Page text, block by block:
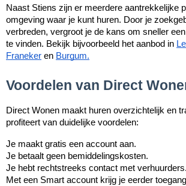
Naast Stiens zijn er meerdere aantrekkelijke
omgeving waar je kunt huren. Door je
verbreden, vergroot je de kans om sneller
te vinden. Bekijk bijvoorbeeld het aanbod in
Franeker en Burgum.
Voordelen van Direct
Direct Wonen maakt huren overzichtelijk en
profiteert van duidelijke voordelen:
Je maakt gratis een account aan.
Je betaalt geen bemiddelingskosten.
Je hebt rechtstreeks contact met verhuurders.
Met een Smart account krijg je eerder